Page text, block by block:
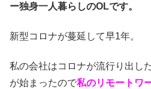
ー独身一人暮らしのOLです。
新型コロナが蔓延して早1年。
私の会社はコロナが流行り出し
が始まったので私のリモートワ